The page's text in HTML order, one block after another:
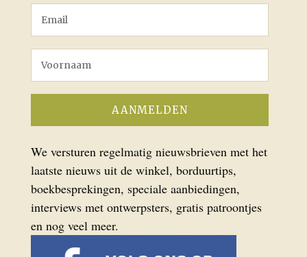
We versturen regelmatig nieuwsbrieven met het
laatste nieuws uit de winkel, borduurtips,
boekbesprekingen, speciale aanbiedingen,
interviews met ontwerpsters, gratis patroontjes
en nog veel meer.